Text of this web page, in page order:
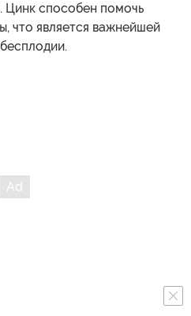
Цинк способен помочь
что является важнейшей